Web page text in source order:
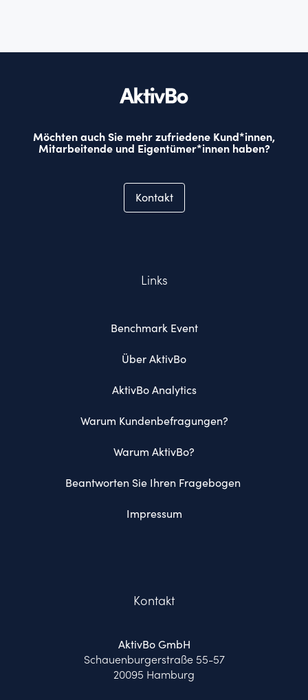
Möchten auch Sie mehr zufriedene Kund*innen,
Mitarbeitende und Eigentümer*innen haben?
Kontakt
Links
Benchmark Event
Über AktivBo
AktivBo Analytics
Warum Kundenbefragungen?
Warum AktivBo?
Beantworten Sie Ihren Fragebogen
Impressum
Kontakt
AktivBo GmbH
Schauenburgerstraße 55-57
20095 Hamburg